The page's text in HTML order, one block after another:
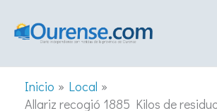
Inicio
Local
Allariz recogió 1885 Kilos de